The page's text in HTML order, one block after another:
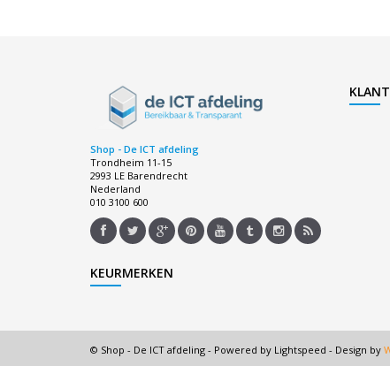
Shop - De ICT afdeling
Trondheim 11-15
2993 LE Barendrecht
Nederland
010 3100 600
KEURMERKEN
© Shop - De ICT afdeling - Powered by Lightspeed - Design by